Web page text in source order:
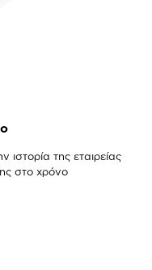
της εταιρείας
στο χρόνο